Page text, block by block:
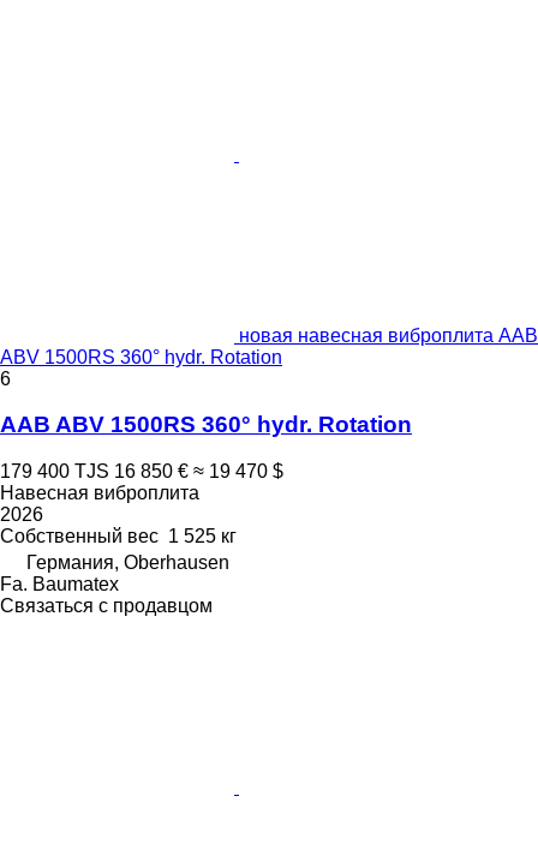
новая навесная виброплита AAB
ABV 1500RS 360° hydr. Rotation
6
AAB ABV 1500RS 360° hydr. Rotation
179 400 TJS 16 850 € ≈ 19 470 $
Навесная виброплита
2026
Собственный вес 1 525 кг
Германия, Oberhausen
Fa. Baumatex
Связаться с продавцом